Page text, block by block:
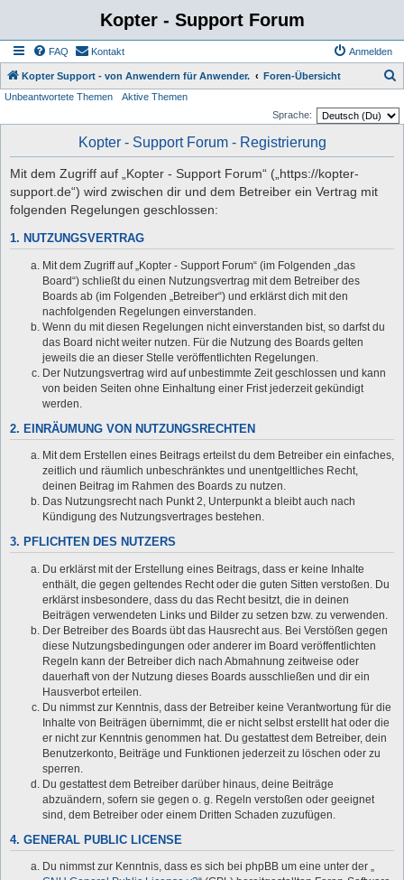
Kopter - Support Forum
FAQ Kontakt Anmelden
Kopter Support - von Anwendern für Anwender. Foren-Übersicht
Unbeantwortete Themen
Aktive Themen
Sprache:
Kopter - Support Forum - Registrierung
Mit dem Zugriff auf „Kopter - Support Forum“ („https://kopter-
support.de“) wird zwischen dir und dem Betreiber ein Vertrag mit
folgenden Regelungen geschlossen:
1. NUTZUNGSVERTRAG
Mit dem Zugriff auf „Kopter - Support Forum“ (im Folgenden „das
Board“) schließt du einen Nutzungsvertrag mit dem Betreiber des
Boards ab (im Folgenden „Betreiber“) und erklärst dich mit den
nachfolgenden Regelungen einverstanden.
Wenn du mit diesen Regelungen nicht einverstanden bist, so darfst du
das Board nicht weiter nutzen. Für die Nutzung des Boards gelten
jeweils die an dieser Stelle veröffentlichten Regelungen.
Der Nutzungsvertrag wird auf unbestimmte Zeit geschlossen und kann
von beiden Seiten ohne Einhaltung einer Frist jederzeit gekündigt
werden.
2. EINRÄUMUNG VON NUTZUNGSRECHTEN
Mit dem Erstellen eines Beitrags erteilst du dem Betreiber ein einfaches,
zeitlich und räumlich unbeschränktes und unentgeltliches Recht,
deinen Beitrag im Rahmen des Boards zu nutzen.
Das Nutzungsrecht nach Punkt 2, Unterpunkt a bleibt auch nach
Kündigung des Nutzungsvertrages bestehen.
3. PFLICHTEN DES NUTZERS
Du erklärst mit der Erstellung eines Beitrags, dass er keine Inhalte
enthält, die gegen geltendes Recht oder die guten Sitten verstoßen. Du
erklärst insbesondere, dass du das Recht besitzt, die in deinen
Beiträgen verwendeten Links und Bilder zu setzen bzw. zu verwenden.
Der Betreiber des Boards übt das Hausrecht aus. Bei Verstößen gegen
diese Nutzungsbedingungen oder anderer im Board veröffentlichten
Regeln kann der Betreiber dich nach Abmahnung zeitweise oder
dauerhaft von der Nutzung dieses Boards ausschließen und dir ein
Hausverbot erteilen.
Du nimmst zur Kenntnis, dass der Betreiber keine Verantwortung für die
Inhalte von Beiträgen übernimmt, die er nicht selbst erstellt hat oder die
er nicht zur Kenntnis genommen hat. Du gestattest dem Betreiber, dein
Benutzerkonto, Beiträge und Funktionen jederzeit zu löschen oder zu
sperren.
Du gestattest dem Betreiber darüber hinaus, deine Beiträge
abzuändern, sofern sie gegen o. g. Regeln verstoßen oder geeignet
sind, dem Betreiber oder einem Dritten Schaden zuzufügen.
4. GENERAL PUBLIC LICENSE
Du nimmst zur Kenntnis, dass es sich bei phpBB um eine unter der „